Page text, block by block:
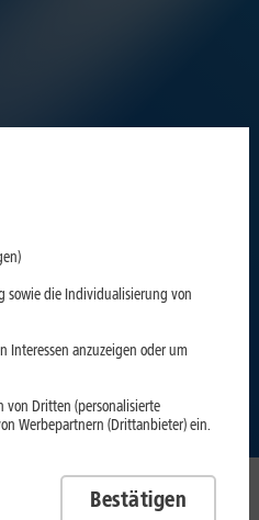
sowie die Individualisierung von
Interessen anzuzeigen oder um
von Dritten (personalisierte
Werbepartnern (Drittanbieter) ein.
Bestätigen